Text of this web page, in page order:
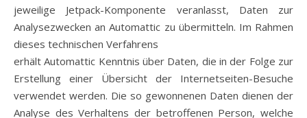
jeweilige Jetpack-Komponente veranlasst, Daten zur
Analysezwecken an Automattic zu übermitteln. Im Rahmen
dieses technischen Verfahrens
erhält Automattic Kenntnis über Daten, die in der Folge zur
Erstellung einer Übersicht der Internetseiten-Besuche
verwendet werden. Die so gewonnenen Daten dienen der
Analyse des Verhaltens der betroffenen Person, welche